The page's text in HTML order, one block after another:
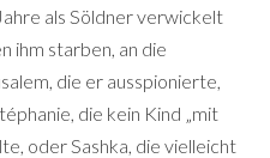
als Söldner verwickelt
ihm starben, an die
die er ausspionierte,
die kein Kind „mit
oder Sashka, die vielleicht